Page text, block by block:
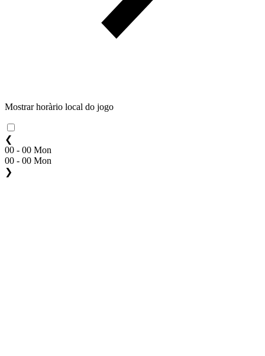
Mostrar horàrio local do jogo
❮
00 - 00 Mon
00 - 00 Mon
❯